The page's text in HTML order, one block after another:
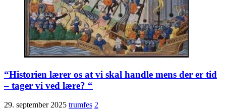
“Historien lærer os at vi skal handle mens der er tid
– tager vi ved lære? “
29. september 2025 trumfes 2